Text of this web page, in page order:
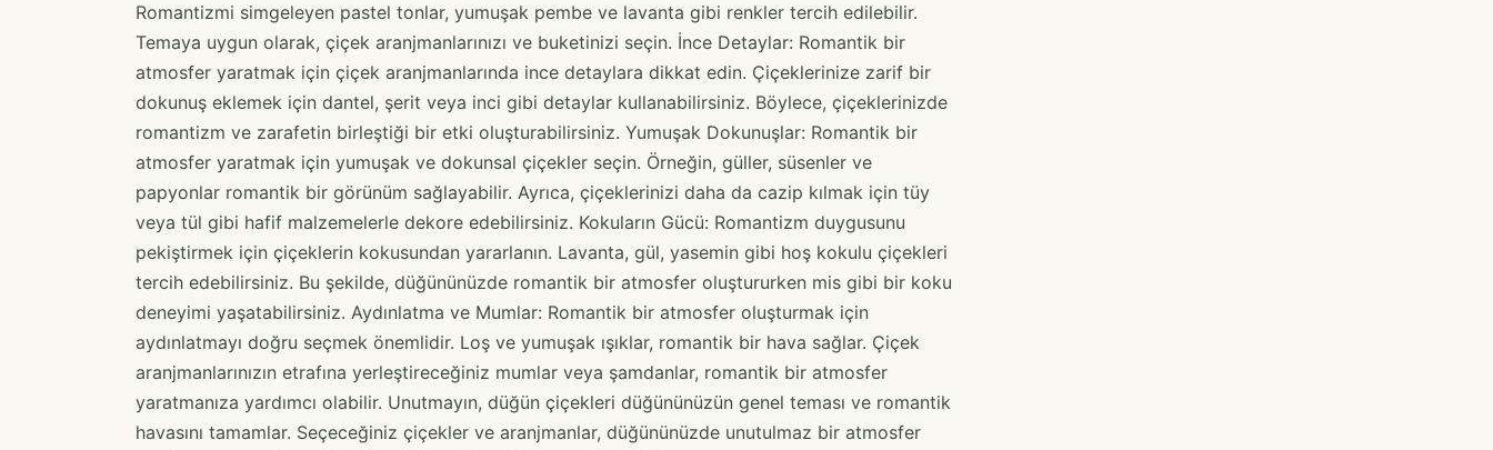
Romantizmi simgeleyen pastel tonlar, yumuşak pembe ve lavanta gibi renkler tercih edilebilir.
Temaya uygun olarak, çiçek aranjmanlarınızı ve buketinizi seçin. İnce Detaylar: Romantik bir
atmosfer yaratmak için çiçek aranjmanlarında ince detaylara dikkat edin. Çiçeklerinize zarif bir
dokunuş eklemek için dantel, şerit veya inci gibi detaylar kullanabilirsiniz. Böylece, çiçeklerinizde
romantizm ve zarafetin birleştiği bir etki oluşturabilirsiniz. Yumuşak Dokunuşlar: Romantik bir
atmosfer yaratmak için yumuşak ve dokunsal çiçekler seçin. Örneğin, güller, süsenler ve
papyonlar romantik bir görünüm sağlayabilir. Ayrıca, çiçeklerinizi daha da cazip kılmak için tüy
veya tül gibi hafif malzemelerle dekore edebilirsiniz. Kokuların Gücü: Romantizm duygusunu
pekiştirmek için çiçeklerin kokusundan yararlanın. Lavanta, gül, yasemin gibi hoş kokulu çiçekleri
tercih edebilirsiniz. Bu şekilde, düğününüzde romantik bir atmosfer oluştururken mis gibi bir koku
deneyimi yaşatabilirsiniz. Aydınlatma ve Mumlar: Romantik bir atmosfer oluşturmak için
aydınlatmayı doğru seçmek önemlidir. Loş ve yumuşak ışıklar, romantik bir hava sağlar. Çiçek
aranjmanlarınızın etrafına yerleştireceğiniz mumlar veya şamdanlar, romantik bir atmosfer
yaratmanıza yardımcı olabilir. Unutmayın, düğün çiçekleri düğününüzün genel teması ve romantik
havasını tamamlar. Seçeceğiniz çiçekler ve aranjmanlar, düğününüzde unutulmaz bir atmosfer